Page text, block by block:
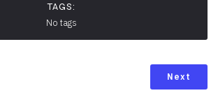
TAGS:
No tags
Next